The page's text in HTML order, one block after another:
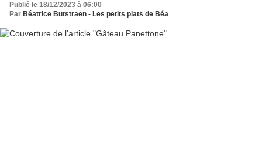
Publié le 18/12/2023 à 06:00
Par Béatrice Butstraen - Les petits plats de Béa